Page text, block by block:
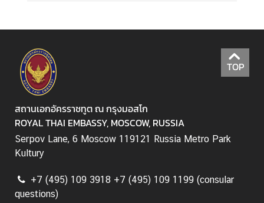
n
o
r
a
r
y
C
o
s
u
TOP
สถานเอกอัครราชทูต ณ กรุงมอสโก
ROYAL THAI EMBASSY, MOSCOW, RUSSIA
Serpov Lane, 6 Moscow 119121 Russia Metro Park
Kultury
+7 (495) 109 3918 +7 (495) 109 1199 (consular
questions)